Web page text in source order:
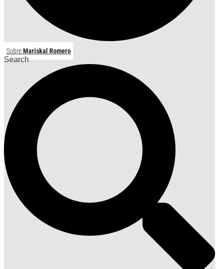
SobreMariskal Romero
Search